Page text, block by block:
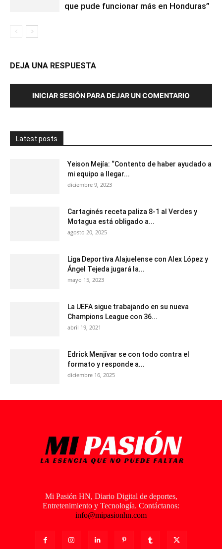
que pude funcionar más en Honduras”
DEJA UNA RESPUESTA
INICIAR SESIÓN PARA DEJAR UN COMENTARIO
Latest posts
Yeison Mejía: “Contento de haber ayudado a
mi equipo a llegar...
diciembre 9, 2023
Cartaginés receta paliza 8-1 al Verdes y
Motagua está obligado a...
agosto 20, 2025
Liga Deportiva Alajuelense con Alex López y
Ángel Tejeda jugará la...
mayo 15, 2023
La UEFA sigue trabajando en su nueva
Champions League con 36...
abril 19, 2021
Edrick Menjívar se con todo contra el
formato y responde a...
diciembre 16, 2025
Mi Pasión HN, Diario Digital de deportes,
Entretenimiento y Tecnología. Contáctanos:
info@mipasionhn.com